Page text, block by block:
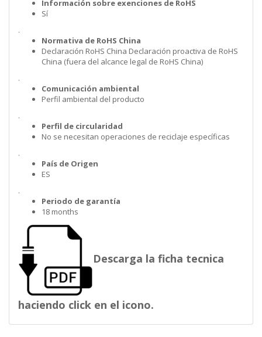
Información sobre exenciones de RoHS
Sí
.
Normativa de RoHS China
Declaración RoHS China Declaración proactiva de RoHS
China (fuera del alcance legal de RoHS China)
.
Comunicación ambiental
Perfil ambiental del producto
.
Perfil de circularidad
No se necesitan operaciones de reciclaje específicas
.
País de Origen
ES
.
Periodo de garantía
18 months
Descarga la ficha tecnica
haciendo click en el icono.